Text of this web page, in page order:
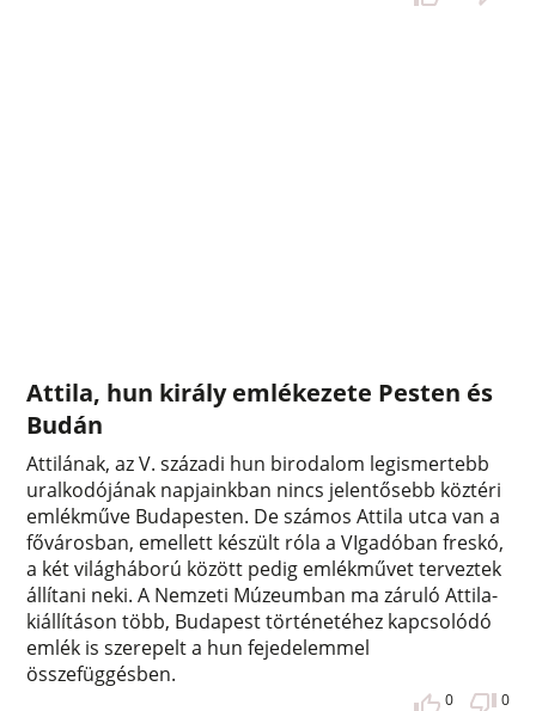
Attila, hun király emlékezete Pesten és
Budán
Attilának, az V. századi hun birodalom legismertebb
uralkodójának napjainkban nincs jelentősebb köztéri
emlékműve Budapesten. De számos Attila utca van a
fővárosban, emellett készült róla a VIgadóban freskó,
a két világháború között pedig emlékművet terveztek
állítani neki. A Nemzeti Múzeumban ma záruló Attila-
kiállításon több, Budapest történetéhez kapcsolódó
emlék is szerepelt a hun fejedelemmel
összefüggésben.
0 0